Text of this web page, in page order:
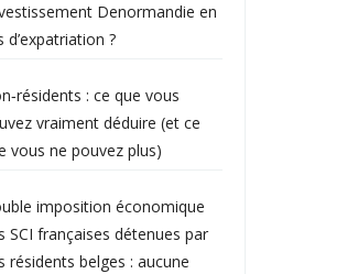
Denormandie en
d’expatriation ?
: ce que vous
vraiment déduire (et ce
vous ne pouvez plus)
imposition économique
SCI françaises détenues par
résidents belges : aucune